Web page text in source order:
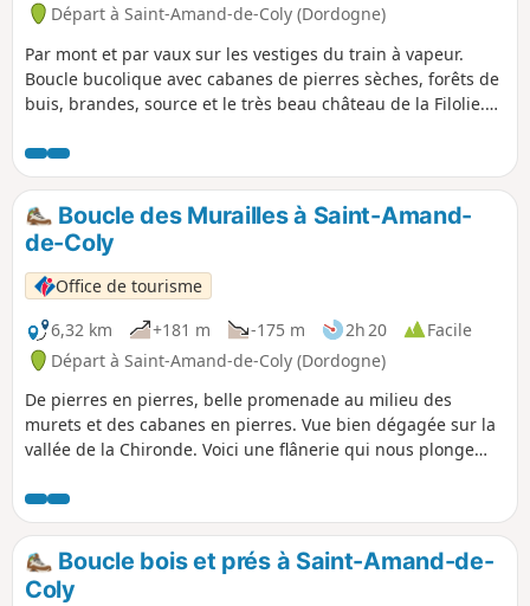
Départ à Saint-Amand-de-Coly (Dordogne)
Par mont et par vaux sur les vestiges du train à vapeur.
Boucle bucolique avec cabanes de pierres sèches, forêts de
buis, brandes, source et le très beau château de la Filolie.
Coly.
Boucle des Murailles à Saint-Amand-
de-Coly
Office de tourisme
6,32 km
+181 m -175 m 2h 20
Facile
Départ à Saint-Amand-de-Coly (Dordogne)
De pierres en pierres, belle promenade au milieu des
murets et des cabanes en pierres. Vue bien dégagée sur la
vallée de la Chironde. Voici une flânerie qui nous plonge
anciens. Itinéraire plaisir au cœur du petit patrimoine bâti
périgourdin.
Boucle bois et prés à Saint-Amand-de-
Coly